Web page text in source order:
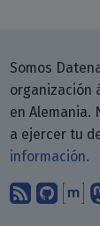
Somos
organización
en Alemania.
a ejercer tu
información.